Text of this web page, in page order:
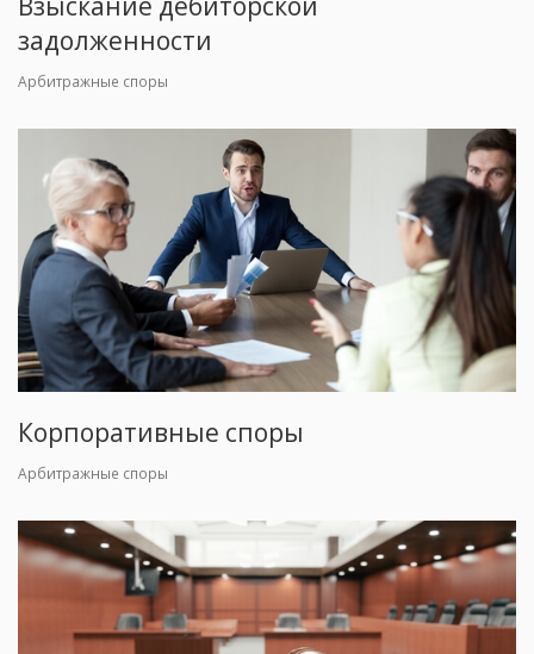
задолженности
Арбитражные споры
Корпоративные споры
Арбитражные споры